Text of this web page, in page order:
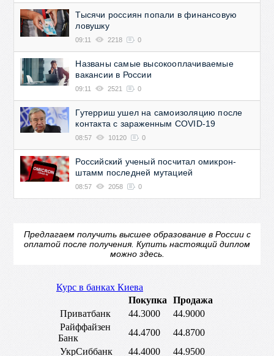
Тысячи россиян попали в финансовую
ловушку
09:11 2218 0
Названы самые высокооплачиваемые
вакансии в России
09:11 2521 0
Гутерриш ушел на самоизоляцию после
контакта с зараженным COVID-19
08:57 10120 0
Российский ученый посчитал омикрон-
штамм последней мутацией
08:57 2058 0
Предлагаем получить высшее образование в России с
оплатой после получения. Купить настоящий диплом
можно здесь.